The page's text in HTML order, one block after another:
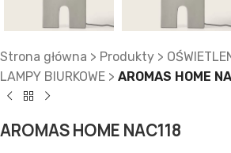
Strona główna > Produkty >
LAMPY BIURKOWE > AROMAS HOME
AROMAS HOME NAC118